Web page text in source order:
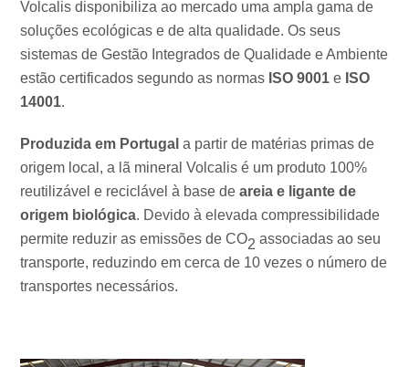
Volcalis disponibiliza ao mercado uma ampla gama de
soluções ecológicas e de alta qualidade. Os seus
sistemas de Gestão Integrados de Qualidade e Ambiente
estão certificados segundo as normas ISO 9001 e ISO
14001.
Produzida em Portugal a partir de matérias primas de
origem local, a lã mineral Volcalis é um produto 100%
reutilizável e reciclável à base deareia e ligante de
origem biológica. Devido à elevada compressibilidade
permite reduzir as emissões de CO2 associadas ao seu
transporte, reduzindo em cerca de 10 vezes o número de
transportes necessários.